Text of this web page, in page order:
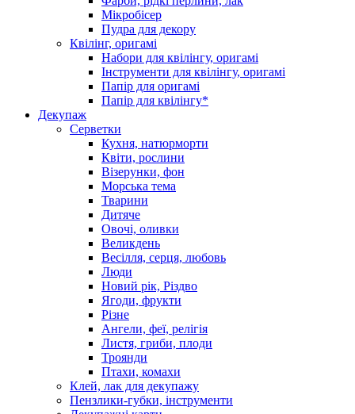
Мікробісер
Пудра для декору
Квілінг, оригамі
Набори для квілінгу, оригамі
Інструменти для квілінгу, оригамі
Папір для оригамі
Папір для квілінгу*
Декупаж
Серветки
Кухня, натюрморти
Квіти, рослини
Візерунки, фон
Морська тема
Тварини
Дитяче
Овочі, оливки
Великдень
Весілля, серця, любовь
Люди
Новий рік, Різдво
Ягоди, фрукти
Різне
Ангели, феї, релігія
Листя, гриби, плоди
Троянди
Птахи, комахи
Клей, лак для декупажу
Пензлики-губки, інструменти